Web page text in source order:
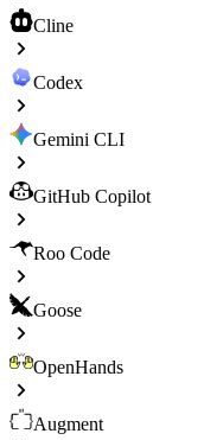
Cline
Codex
Gemini CLI
GitHub Copilot
Roo Code
Goose
OpenHands
Augment